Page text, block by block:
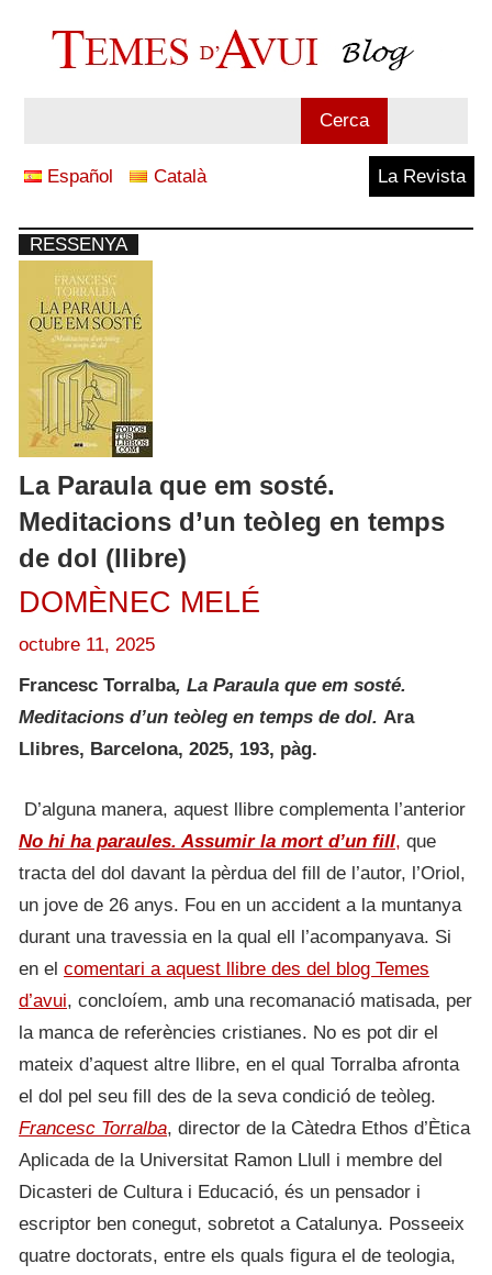
Temes
Cerca
Español Català La Revista
RESSENYA
La Paraula que em sosté.
Meditacions d’un teòleg en temps
de dol (llibre)
DOMÈNEC MELÉ
octubre 11, 2025
Francesc Torralba, La Paraula que em sosté.
Meditacions d’un teòleg en temps de dol. Ara
Llibres, Barcelona, 2025, 193, pàg.
D’alguna manera, aquest llibre complementa l’anterior
No hi ha paraules. Assumir la mort d’un fill, que
tracta del dol davant la pèrdua del fill de l’autor, l’Oriol,
un jove de 26 anys. Fou en un accident a la muntanya
durant una travessia en la qual ell l’acompanyava. Si
en el comentari a aquest llibre des del blog Temes
d’avui, concloíem, amb una recomanació matisada, per
la manca de referències cristianes. No es pot dir el
mateix d’aquest altre llibre, en el qual Torralba afronta
el dol pel seu fill des de la seva condició de teòleg.
Francesc Torralba, director de la Càtedra Ethos d’Ètica
Aplicada de la Universitat Ramon Llull i membre del
Dicasteri de Cultura i Educació, és un pensador i
escriptor ben conegut, sobretot a Catalunya. Posseeix
quatre doctorats, entre els quals figura el de teologia,